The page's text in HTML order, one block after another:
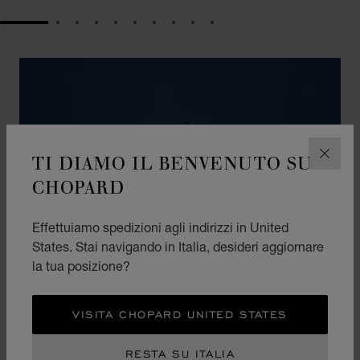
TI DIAMO IL BENVENUTO SU
CHOPARD
Effettuiamo spedizioni agli indirizzi in United
States. Stai navigando in Italia, desideri aggiornare
la tua posizione?
VISITA CHOPARD UNITED STATES
RESTA SU ITALIA
GO TO SLIDE 1GO TO SLIDE 2
GO TO SLIDE 3
GO TO SLIDE 4
GO TO SLIDE 5
GO TO SLIDE 6
GO TO SLIDE 7
GO TO SLIDE 8
GO TO SLIDE 9
GO TO SLIDE 10
L'ARTE DEL DONO